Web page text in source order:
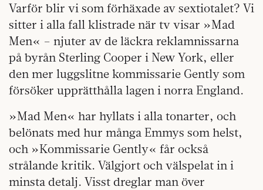
Varför blir vi som förhäxade av sextiotalet? Vi
sitter i alla fall klistrade när tv visar »Mad
Men« – njuter av de läckra reklamnissarna
på byrån Sterling Cooper i New York, eller
den mer luggslitne kommissarie Gently som
försöker upprätthålla lagen i norra England.
»Mad Men« har hyllats i alla tonarter, och
belönats med hur många Emmys som helst,
och »Kommissarie Gently« får också
strålande kritik. Välgjort och välspelat in i
minsta detalj. Visst dreglar man över